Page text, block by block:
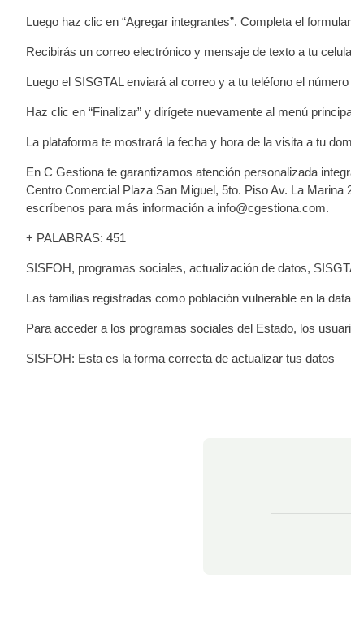
Luego haz clic en “Agregar integrantes”. Completa el
Recibirás un correo electrónico y mensaje de texto a tu
Luego el SISGTAL enviará al correo y a tu teléfono el
Haz clic en “Finalizar” y dirígete nuevamente al menú
La plataforma te mostrará la fecha y hora de la visita a tu
En C Gestiona te garantizamos atención personalizada
Centro Comercial Plaza San Miguel, 5to. Piso Av. La
escríbenos para más información a info@cgestiona.com.
+ PALABRAS: 451
SISFOH, programas sociales, actualización de datos,
Las familias registradas como población vulnerable en la
Para acceder a los programas sociales del Estado, los
SISFOH: Esta es la forma correcta de actualizar tus datos